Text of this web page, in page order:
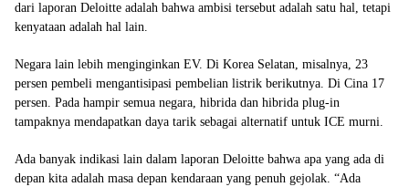
dari laporan Deloitte adalah bahwa ambisi tersebut adalah satu hal, tetapi
kenyataan adalah hal lain.
Negara lain lebih menginginkan EV. Di Korea Selatan, misalnya, 23
persen pembeli mengantisipasi pembelian listrik berikutnya. Di Cina 17
persen. Pada hampir semua negara, hibrida dan hibrida plug-in
tampaknya mendapatkan daya tarik sebagai alternatif untuk ICE murni.
Ada banyak indikasi lain dalam laporan Deloitte bahwa apa yang ada di
depan kita adalah masa depan kendaraan yang penuh gejolak. “Ada